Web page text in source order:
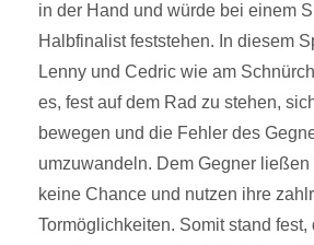
in der Hand und würde bei einem
Halbfinalist feststehen. In diesem
Lenny und Cedric wie am
es, fest auf dem Rad zu stehen,
bewegen und die Fehler des
umzuwandeln. Dem Gegner
keine Chance und nutzen ihre
Tormöglichkeiten. Somit stand fest,